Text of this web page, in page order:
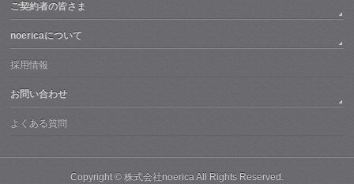
ご契約者の皆さま
noericaについて
採用情報
お問い合わせ
よくある質問
Copyright © 株式会社noericaAll Rights Reserved.